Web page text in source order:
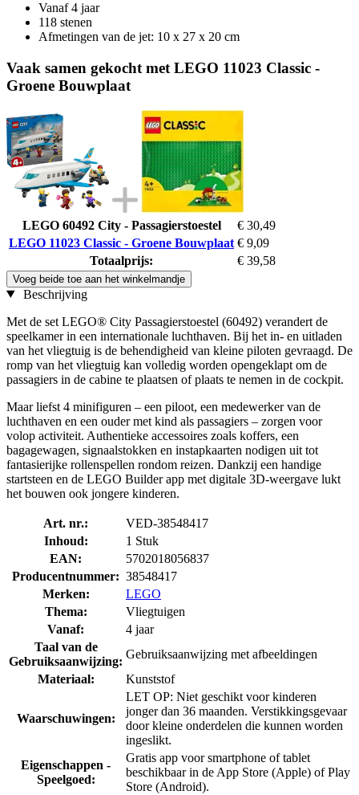
Vanaf 4 jaar
118 stenen
Afmetingen van de jet: 10 x 27 x 20 cm
Vaak samen gekocht met LEGO 11023 Classic -
Groene Bouwplaat
LEGO 60492 City - Passagierstoestel
€ 30,49
LEGO 11023 Classic - Groene Bouwplaat € 9,09
Totaalprijs:
€ 39,58
Voeg beide toe aan het winkelmandje
Beschrijving
Met de set LEGO® City Passagierstoestel (60492) verandert de
speelkamer in een internationale luchthaven. Bij het in- en uitladen
van het vliegtuig is de behendigheid van kleine piloten gevraagd. De
romp van het vliegtuig kan volledig worden opengeklapt om de
passagiers in de cabine te plaatsen of plaats te nemen in de cockpit.
Maar liefst 4 minifiguren – een piloot, een medewerker van de
luchthaven en een ouder met kind als passagiers – zorgen voor
volop activiteit. Authentieke accessoires zoals koffers, een
bagagewagen, signaalstokken en instapkaarten nodigen uit tot
fantasierijke rollenspellen rondom reizen. Dankzij een handige
startsteen en de LEGO Builder app met digitale 3D-weergave lukt
het bouwen ook jongere kinderen.
Art. nr.:
VED-38548417
Inhoud:
1 Stuk
EAN:
5702018056837
Producentnummer: 38548417
Merken:
LEGO
Thema:
Vliegtuigen
Vanaf:
4 jaar
Taal van de
Gebruiksaanwijzing:
Gebruiksaanwijzing met afbeeldingen
Materiaal:
Kunststof
Waarschuwingen:
LET OP: Niet geschikt voor kinderen
jonger dan 36 maanden. Verstikkingsgevaar
door kleine onderdelen die kunnen worden
ingeslikt.
Eigenschappen -
Speelgoed:
Gratis app voor smartphone of tablet
beschikbaar in de App Store (Apple) of Play
Store (Android).